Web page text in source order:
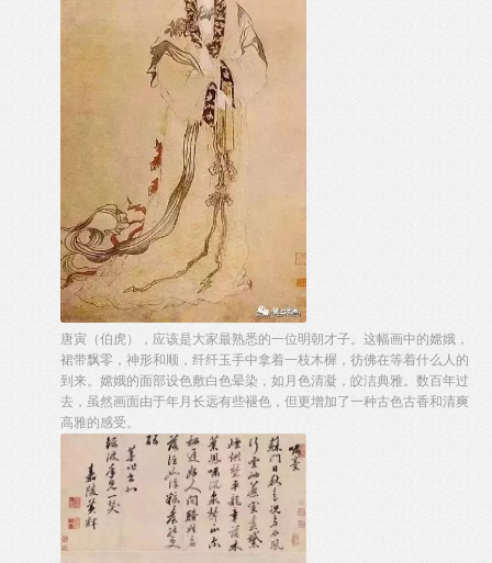
唐寅（伯虎），应该是大家最熟悉的一位明朝才子。这幅画中的嫦娥，
裙带飘零，神形和顺，纤纤玉手中拿着一枝木樨，彷佛在等着什么人的
到来。嫦娥的面部设色敷白色晕染，如月色清凝，皎洁典雅。数百年过
去，虽然画面由于年月长远有些褪色，但更增加了一种古色古香和清爽
高雅的感受。